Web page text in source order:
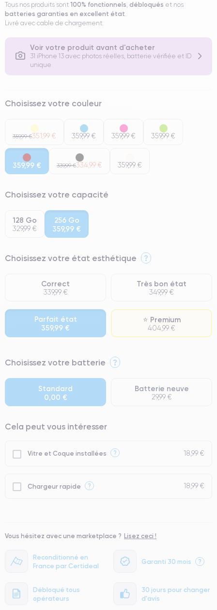
Tous nos produits sont 100% fonctionnels, débloqués et nos
batteries garanties en excellent état.
Livré avec cable de chargement.
Voir votre produit avant d'acheter
31 iPhone 13 avec photos réelles, batterie vérifiée et ID
unique
Reconditionné en
France par Certideal
Garanti 30 mois ?
Débloqué tous
opérateurs
30 jours pour changer
d'avis
Choisissez votre couleur
359,99 €351,99 € 359,99 € 359,99 € 359,99 €
359,99 € 339,99 €334,99 € 359,99 €
Choisissez votre capacité
128 Go
329,99 €
256 Go
359,99 €
Choisissez votre état esthétique ?
Correct
339,99 €
Très bon état
349,99 €
Parfait état
359,99 €
⭐ Premium
404,99 €
⭐ Premium
● Batterie : usage intensif.
● Seuls 5% de nos téléphones ont un grade Premium.
Choisissez votre batterie ?
Standard
0,00 €
Batterie neuve
29,99 €
Cela peut vous intéresser
Vitre et Coque installées ? 18,99 €
Chargeur rapide ? 18,99 €
Vous hésitez avec une marketplace ? Lisez ceci !